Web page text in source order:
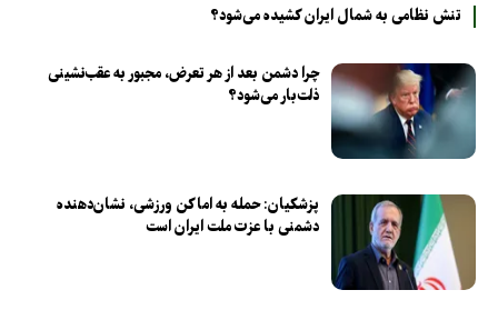
تنش نظامی به شمال ایران کشیده می‌شود؟
چرا دشمن بعد از هر تعرض، مجبور به عقب‌نشینی
ذلت‌بار می‌شود؟
پزشکیان: حمله به اماکن ورزشی، نشان‌دهنده
دشمنی با عزت ملت ایران است